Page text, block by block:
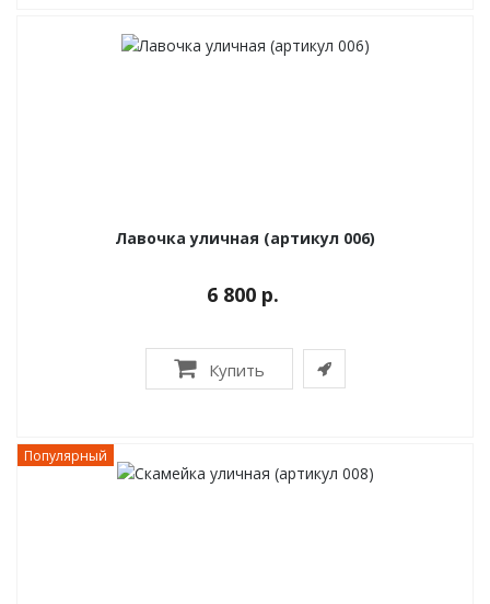
Лавочка уличная (артикул 006)
6 800 р.
Купить
Популярный